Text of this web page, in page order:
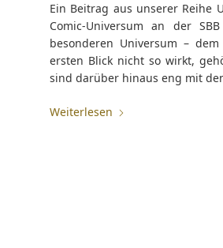
Ein Beitrag aus unserer Reihe
Comic-Universum an der
besonderen Universum –
ersten Blick nicht so wirkt,
sind darüber hinaus eng mit
Weiterlesen